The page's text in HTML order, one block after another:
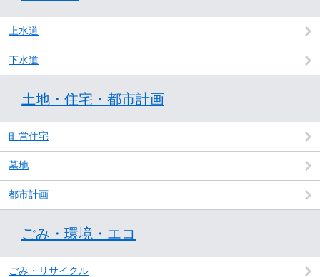
上水道
下水道
土地・住宅・都市計画
町営住宅
墓地
都市計画
ごみ・環境・エコ
ごみ・リサイクル